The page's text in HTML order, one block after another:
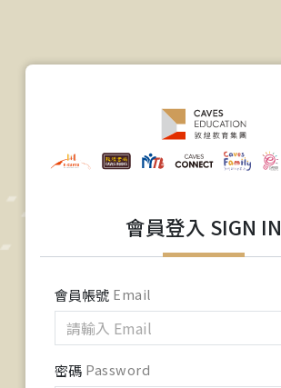
會員登入 SIGN IN
會員帳號 Email
密碼 Password